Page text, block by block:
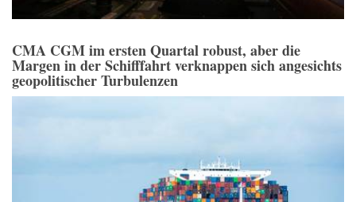
CMA CGM im ersten Quartal robust, aber die
Margen in der Schifffahrt verknappen sich angesichts
geopolitischer Turbulenzen